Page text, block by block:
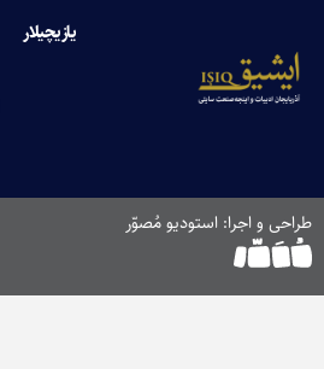
یازیچیلار
طراحی و اجرا: استودیو مُصوّر